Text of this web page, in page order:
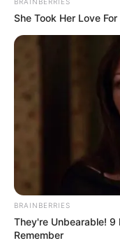
Información
Si tiene un
información o
pedagógicas de
WhatsApp:
Ingresa a
PEDAGÓGICA
pacífica en Bogotá.
She Took Her Love
BRAINBERRIES
They're Unbearable!
Remember